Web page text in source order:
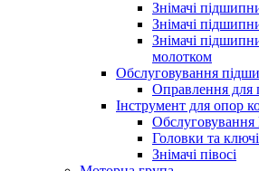
Знімачі
Знімачі
Знімачі
молотком
Обслуговування
Оправлення для
Інструмент для опор
Головки та
Знімачі півосі